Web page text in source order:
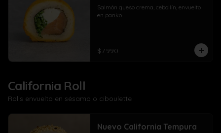
Salmón queso crema, cebollín, envuelto
en panko
$7.990
California Roll
Rolls envuelto en sésamo o ciboulette
Nuevo California Tempura